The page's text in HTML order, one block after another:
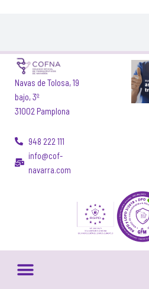
Navas de Tolosa, 19
bajo, 3º
31002 Pamplona
948 222 111
info@cof-
navarra.com